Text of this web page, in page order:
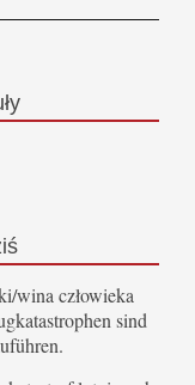
wina człowieka
sind